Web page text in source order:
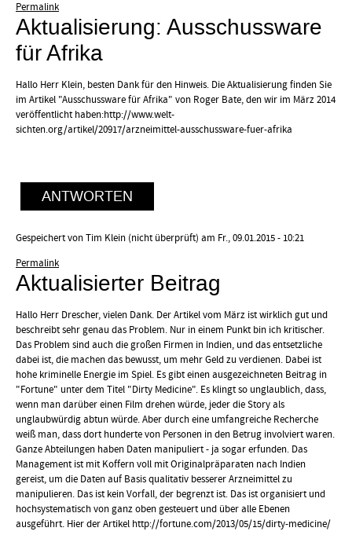
Permalink
Aktualisierung: Ausschussware
für Afrika
Hallo Herr Klein, besten Dank für den Hinweis. Die Aktualisierung finden Sie
im Artikel "Ausschussware für Afrika" von Roger Bate, den wir im März 2014
veröffentlicht haben:http://www.welt-
sichten.org/artikel/20917/arzneimittel-ausschussware-fuer-afrika
ANTWORTEN
Gespeichert vonTim Klein (nicht überprüft) am Fr., 09.01.2015 - 10:21
Permalink
Aktualisierter Beitrag
Hallo Herr Drescher, vielen Dank. Der Artikel vom März ist wirklich gut und
beschreibt sehr genau das Problem. Nur in einem Punkt bin ich kritischer.
Das Problem sind auch die großen Firmen in Indien, und das entsetzliche
dabei ist, die machen das bewusst, um mehr Geld zu verdienen. Dabei ist
hohe kriminelle Energie im Spiel. Es gibt einen ausgezeichneten Beitrag in
"Fortune" unter dem Titel "Dirty Medicine". Es klingt so unglaublich, dass,
wenn man darüber einen Film drehen würde, jeder die Story als
unglaubwürdig abtun würde. Aber durch eine umfangreiche Recherche
weiß man, dass dort hunderte von Personen in den Betrug involviert waren.
Ganze Abteilungen haben Daten manipuliert - ja sogar erfunden. Das
Management ist mit Koffern voll mit Originalpräparaten nach Indien
gereist, um die Daten auf Basis qualitativ besserer Arzneimittel zu
manipulieren. Das ist kein Vorfall, der begrenzt ist. Das ist organisiert und
hochsystematisch von ganz oben gesteuert und über alle Ebenen
ausgeführt. Hier der Artikel http://fortune.com/2013/05/15/dirty-medicine/